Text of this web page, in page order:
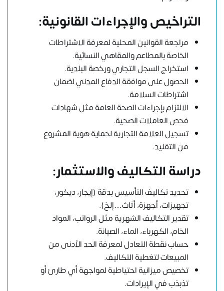
التراخيص والإجراءات القانونية:
مراجعة القوانين المحلية لمعرفة الاشتراطات
الخاصة بالمطاعم والمقاهي النسائية.
استخراج السجل التجاري ورخصة البلدية.
الحصول على موافقة الدفاع المدني لضمان
اشتراطات السلامة.
الالتزام بإجراءات الصحة العامة مثل شهادات
فحص العاملات الصحية.
تسجيل العلامة التجارية لحماية هوية المشروع
من التقليد.
دراسة التكاليف والاستثمار:
تحديد تكاليف التأسيس بدقة (إيجار، ديكور،
تجهيزات، أجهزة، أثاث…إلخ).
تقدير التكاليف الشهرية مثل الرواتب، المواد
الخام، الكهرباء، الماء، الصيانة.
حساب نقطة التعادل لمعرفة الحد الأدنى من
المبيعات لتغطية التكاليف.
تخصيص ميزانية احتياطية لمواجهة أي طارئ أو
تذبذب في الإيرادات.